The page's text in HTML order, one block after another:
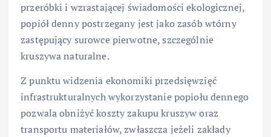
przeróbki i wzrastającej świadomości ekologicznej,
popiół denny postrzegany jest jako zasób wtórny
zastępujący surowce pierwotne, szczególnie
kruszywa naturalne.
Z punktu widzenia ekonomiki przedsięwzięć
infrastrukturalnych wykorzystanie popiołu dennego
pozwala obniżyć koszty zakupu kruszyw oraz
transportu materiałów, zwłaszcza jeżeli zakłady